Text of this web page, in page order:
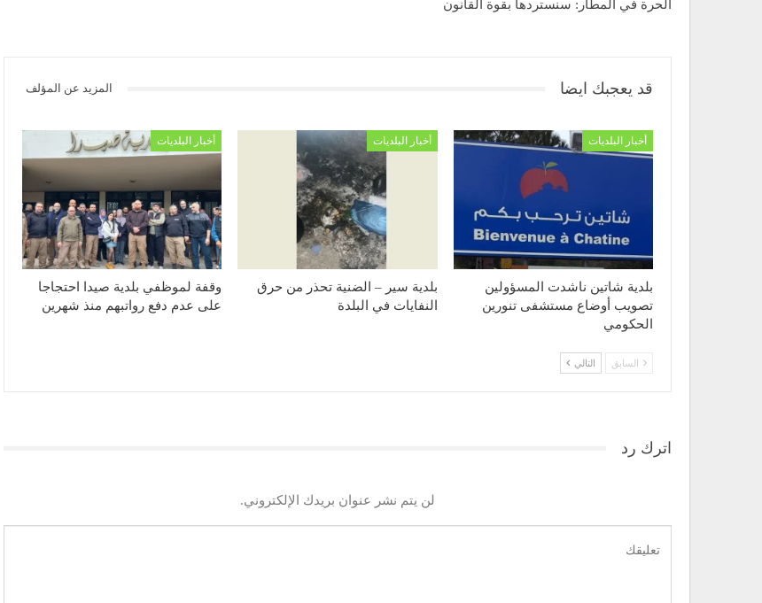
الحرة في المطار: سنستردها بقوة القانون
قد يعجبك ايضا المزيد عن المؤلف
أخبار البلديات
بلدية شاتين ناشدت المسؤولين
تصويب أوضاع مستشفى تنورين
الحكومي
أخبار البلديات
بلدية سير – الضنية تحذر من حرق
النفايات في البلدة
أخبار البلديات
وقفة لموظفي بلدية صيدا احتجاجا
على عدم دفع رواتبهم منذ شهرين
السابق التالي
اترك رد
لن يتم نشر عنوان بريدك الإلكتروني.